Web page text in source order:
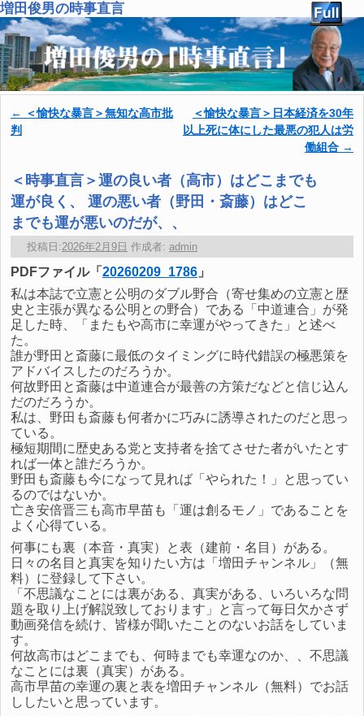
増田俊男の時事直言
投稿ナビゲーション
← ＜愉快な暴言＞無知な高市批
判
＜愉快な暴言＞日本経済を30年
以上死に体にした最悪の犯人は労
働組合 →
＜時事直言＞運の良い者（高市）はどこまでも
運が良く、 運の悪い者（野田・斎藤）はどこ
までも運が悪いのだが、、
投稿日:2026年2月9日 作成者: admin
PDFファイル「 20260209_1786 」
私は本誌で立憲と公明のダブル野合（寄せ集めの立憲と歴
史と主張が異なる公明との野合）である「中道連合」が発
足した時、「またもや高市に幸運がやってきた」と述べ
た。
誰が野田と斎藤に最低のタイミングに時代錯誤の極悪策を
アドバイスしたのだろうか。
何故野田と斎藤は中道連合が最善の方策だなどと信じ込ん
だのだろうか。
私は、野田も斎藤も何者かに巧みに誘導されたのだと思っ
ている。
極短期間に歴史ある党と支持者を捨てさせた者がいたとす
れば一体と誰だろうか。
野田も斎藤も今になって見れば「やられた！」と思ってい
るのではないか。
亡き安倍晋三も高市早苗も「運は創るモノ」であることを
よく心得ている。
何事にも裏（本音・真実）と表（建前・名目）がある。
日々の名目と真実を知りたい方は「増田チャンネル」（無
料）に登録して下さい。
「不思議なことには裏がある、真実がある、いろいろな問
題を取り上げ解説致しております」と言って毎日欠かさず
動画発信を続け、皆様が聞いたことのないお話をしていま
す。
何故高市はどこまでも、何時までも幸運なのか、、不思議
なことには裏（真実）がある。
高市早苗の幸運の裏と表を増田チャンネル（無料）でお話
ししたいと思っています。